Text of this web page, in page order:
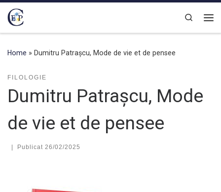
Skip to content Search
Home » Dumitru Patrașcu, Mode de vie et de pensee
FILOLOGIE
Dumitru Patrașcu, Mode
de vie et de pensee
| Publicat 26/02/2025